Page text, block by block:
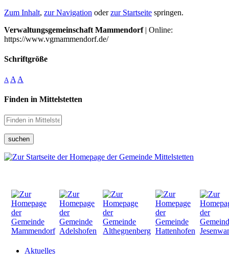
Zum Inhalt, zur Navigation oderzur Startseite springen.
Verwaltungsgemeinschaft Mammendorf| Online:
https://www.vgmammendorf.de/
Schriftgröße
A A A
Finden in Mittelstetten
suchen
Aktuelles